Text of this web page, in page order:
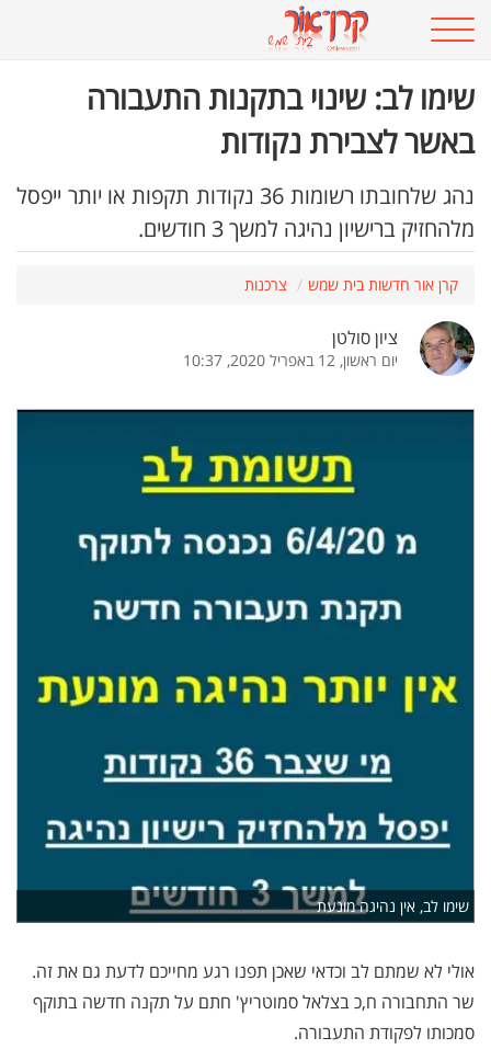
שימו לב: שינוי בתקנות התעבורה
באשר לצבירת נקודות
נהג שלחובתו רשומות 36 נקודות תקפות או יותר ייפסל
מלהחזיק ברישיון נהיגה למשך 3 חודשים.
קרן אור חדשות בית שמש צרכנות
ציון סולטן
יום ראשון, 12 באפריל 2020, 10:37
שימו לב, אין נהיגה מונעת
אולי לא שמתם לב וכדאי שאכן תפנו רגע מחייכם לדעת גם את זה.
שר התחבורה ח,כ בצלאל סמוטריץ' חתם על תקנה חדשה בתוקף
סמכותו לפקודת התעבורה.